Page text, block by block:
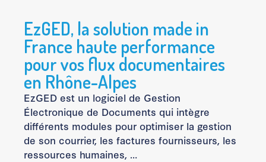
EzGED, la solution made in
France haute performance
pour vos flux documentaires
en Rhône-Alpes
EzGED est un logiciel de Gestion
Électronique de Documents qui intègre
différents modules pour optimiser la gestion
de son courrier, les factures fournisseurs, les
ressources humaines, …